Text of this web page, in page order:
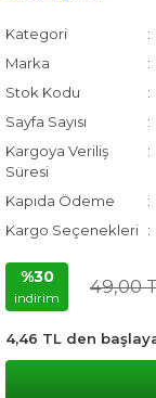
Kategori
Marka
Stok Kodu
Sayfa Sayısı
Kargoya Veriliş
Süresi
Kapıda Ödeme
Kargo Seçenekleri
%30
indirim
49,00
4,46 TL den